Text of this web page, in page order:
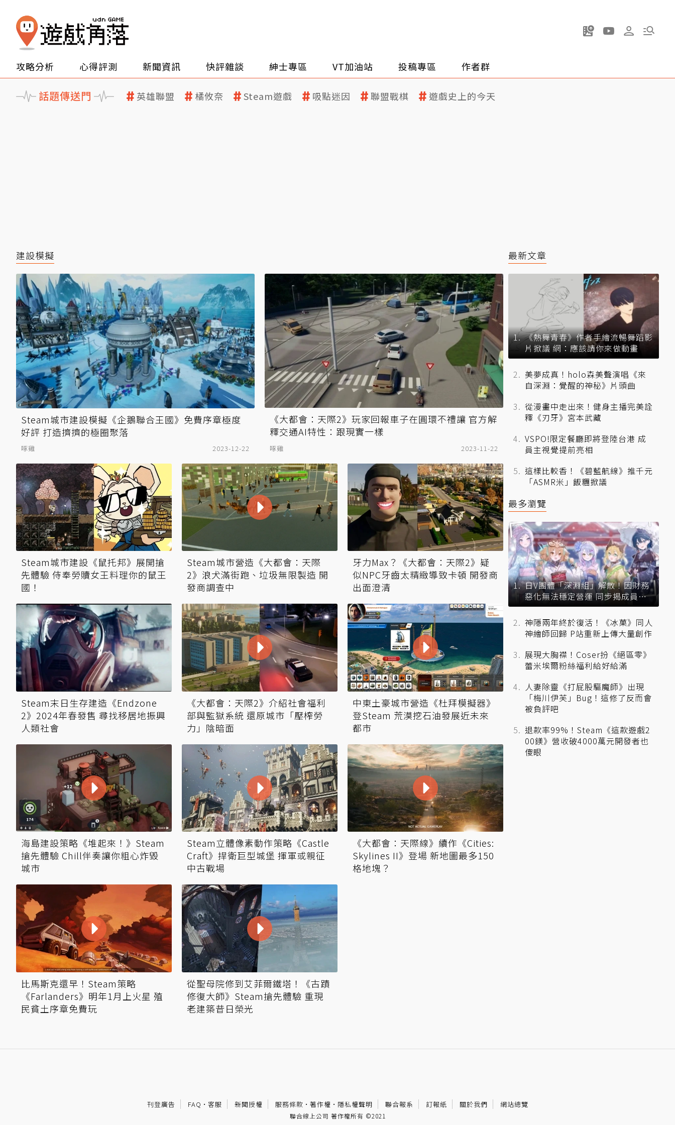
攻略分析 心得評測 新聞資訊 快評雜談 紳士專區 VT加油站 投稿專區 作者群
話題傳送門 英雄聯盟 橘攸奈 Steam遊戲 吸點迷因 聯盟戰棋 遊戲史上的今天
建設模擬
Steam城市建設模擬《企鵝聯合王國》免費序章極度
好評 打造擠擠的極圈聚落
啄雞 2023-12-22
《大都會：天際2》玩家回報車子在圓環不禮讓 官方解
釋交通AI特性：跟現實一樣
啄雞 2023-11-22
Steam城市建設《鼠托邦》展開搶
先體驗 侍奉勞贖女王料理你的鼠王
國！
Steam城市營造《大都會：天際
2》浪犬滿街跑、垃圾無限製造 開
發商調查中
牙力Max？《大都會：天際2》疑
似NPC牙齒太精緻導致卡頓 開發商
出面澄清
Steam末日生存建造《Endzone
2》2024年春發售 尋找移居地振興
人類社會
《大都會：天際2》介紹社會福利
部與監獄系統 還原城市「壓榨勞
力」陰暗面
中東土豪城市營造《杜拜模擬器》
登Steam 荒漠挖石油發展近未來
都市
海島建設策略《堆起來！》Steam
搶先體驗 Chill伴奏讓你粗心炸毀
城市
Steam立體像素動作策略《Castle
Craft》捍衛巨型城堡 揮軍或親征
中古戰場
《大都會：天際線》續作《Cities:
Skylines II》登場 新地圖最多150
格地塊？
比馬斯克還早！Steam策略
《Farlanders》明年1月上火星 殖
民貧土序章免費玩
從聖母院修到艾菲爾鐵塔！《古蹟
修復大師》Steam搶先體驗 重現
老建築昔日榮光
最新文章
《熱舞青春》作者手繪流暢舞蹈影
片掀議 網：應該請你來做動畫
美夢成真！holo森美聲演唱《來
自深淵：覺醒的神秘》片頭曲
從漫畫中走出來！健身主播完美詮
釋《刃牙》宮本武藏
VSPO!限定餐廳即將登陸台港 成
員主視覺提前亮相
這樣比較香！《碧藍航線》推千元
「ASMR米」飯糰掀議
最多瀏覽
日V團體「深淵組」解散！因財務
惡化無法穩定營運 同步揭成員未
來去向
神隱兩年終於復活！《冰菓》同人
神繪師回歸 P站重新上傳大量創作
展現大胸襟！Coser扮《絕區零》
蕾米埃爾粉絲福利給好給滿
人妻除靈《打屁股驅魔師》出現
「梅川伊芙」Bug！這修了反而會
被負評吧
退款率99%！Steam《這款遊戲2
00鎂》營收破4000萬元開發者也
傻眼
刊登廣告 FAQ · 客服 新聞授權 服務條款 · 著作權 · 隱私權聲明 聯合報系 訂報紙 關於我們 網站總覽
聯合線上公司 著作權所有 ©2021